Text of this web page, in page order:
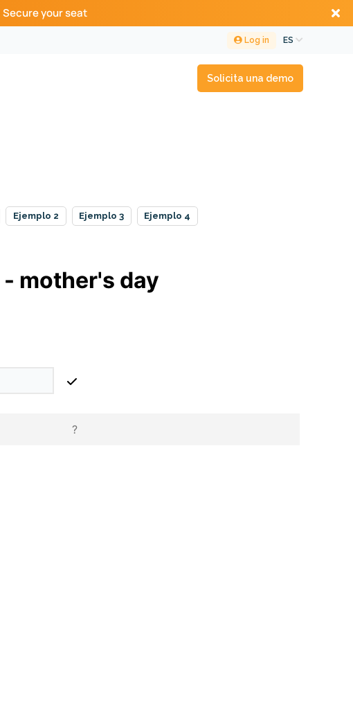
Secure your seat
ES
Log in
Solicita una demo
Ejemplo 2 Ejemplo 3 Ejemplo 4